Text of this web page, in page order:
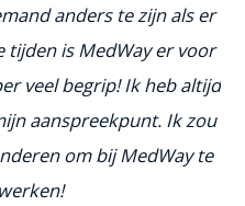
anders te zijn als er
tijden is MedWay er voor
veel begrip! Ik heb altijd
aanspreekpunt. Ik zou
om bij MedWay te